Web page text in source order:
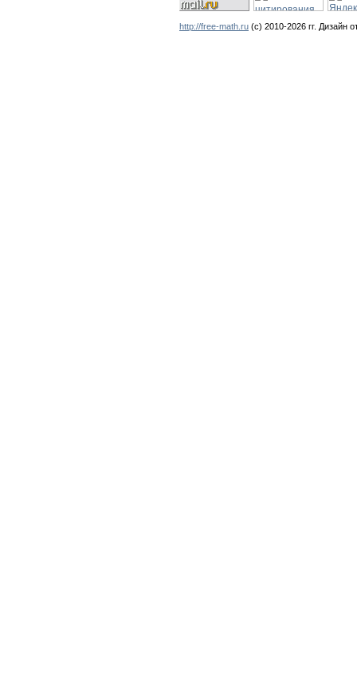
http://free-math.ru (с) 2010-2026 гг. Дизайн